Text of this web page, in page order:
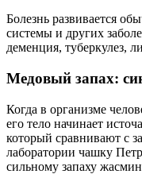
Болезнь развивается
системы и других
деменция, туберкулез,
Медовый запах:
Когда в организме
его тело начинает
который сравнивают с
лаборатории чашку
сильному запаху